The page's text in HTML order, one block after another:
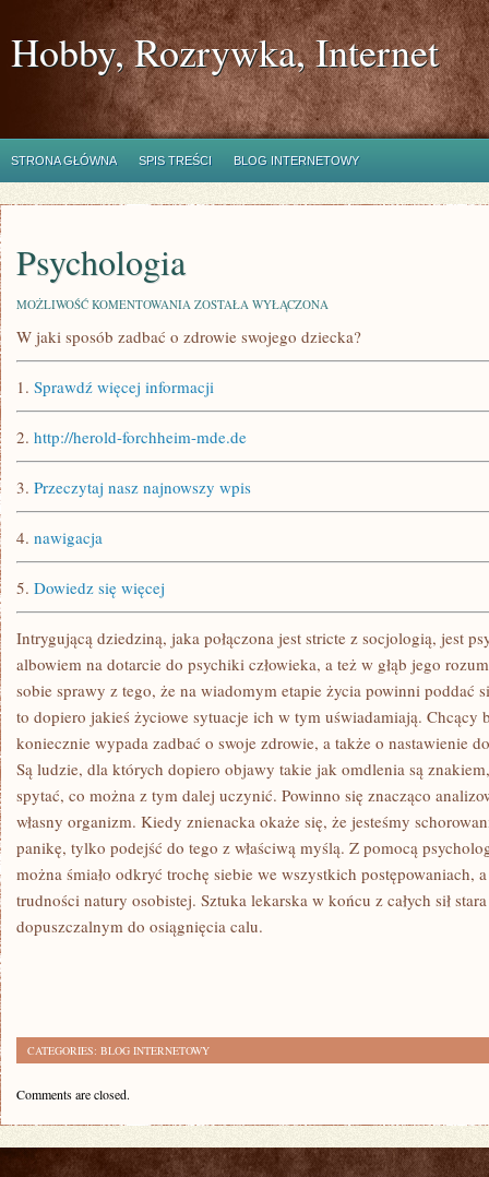
Hobby, Rozrywka, Internet
STRONA GŁÓWNA SPIS TREŚCI BLOG INTERNETOWY
Psychologia
MOŻLIWOŚĆ KOMENTOWANIA PSYCHOLOGIA
ZOSTAŁA WYŁĄCZONA
W jaki sposób zadbać o zdrowie swojego dziecka?
1. Sprawdź więcej informacji
2. http://herold-forchheim-mde.de
3. Przeczytaj nasz najnowszy wpis
4. nawigacja
5. Dowiedz się więcej
Intrygującą dziedziną, jaka połączona jest stricte z socjologią, jest
albowiem na dotarcie do psychiki człowieka, a też w głąb jego
sobie sprawy z tego, że na wiadomym etapie życia powinni poddać
to dopiero jakieś życiowe sytuacje ich w tym uświadamiają. Chcący
koniecznie wypada zadbać o swoje zdrowie, a także o nastawienie
Są ludzie, dla których dopiero objawy takie jak omdlenia są
spytać, co można z tym dalej uczynić. Powinno się znacząco
własny organizm. Kiedy znienacka okaże się, że jesteśmy
panikę, tylko podejść do tego z właściwą myślą. Z pomocą
można śmiało odkryć trochę siebie we wszystkich postępowaniach,
trudności natury osobistej. Sztuka lekarska w końcu z całych sił
dopuszczalnym do osiągnięcia calu.
CATEGORIES: BLOG INTERNETOWY
Comments are closed.